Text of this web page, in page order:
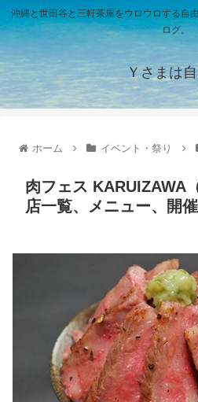
沖縄と世田谷と三軒茶屋をウロウロする自
ログ。
Ｙさまは
ホーム イベント・祭り
肉フェス KARUIZAWA
店一覧、メニュー、開